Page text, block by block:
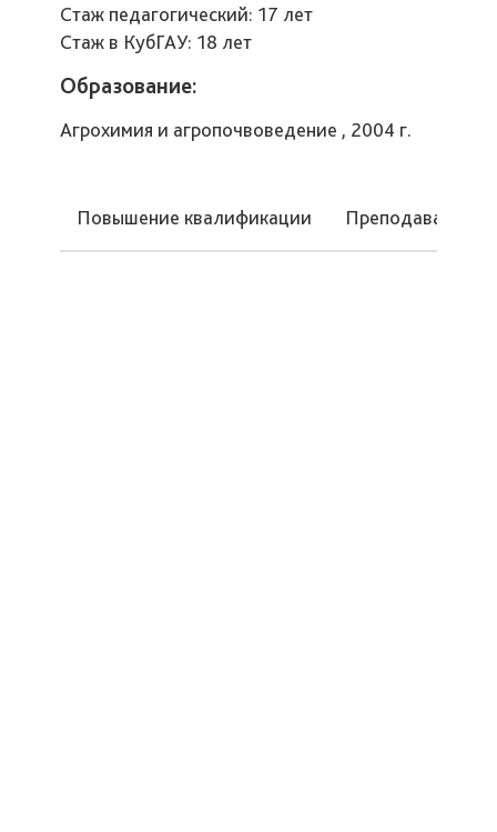
Стаж педагогический: 17 лет
Стаж в КубГАУ: 18 лет
Образование:
Агрохимия и агропочвоведение , 2004 г.
Повышение квалификации Преподаваемые